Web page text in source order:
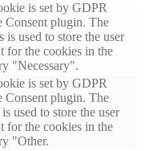
is set by GDPR
Consent plugin. The
is used to store the user
for the cookies in the
"Necessary".
is set by GDPR
Consent plugin. The
used to store the user
for the cookies in the
"Other.